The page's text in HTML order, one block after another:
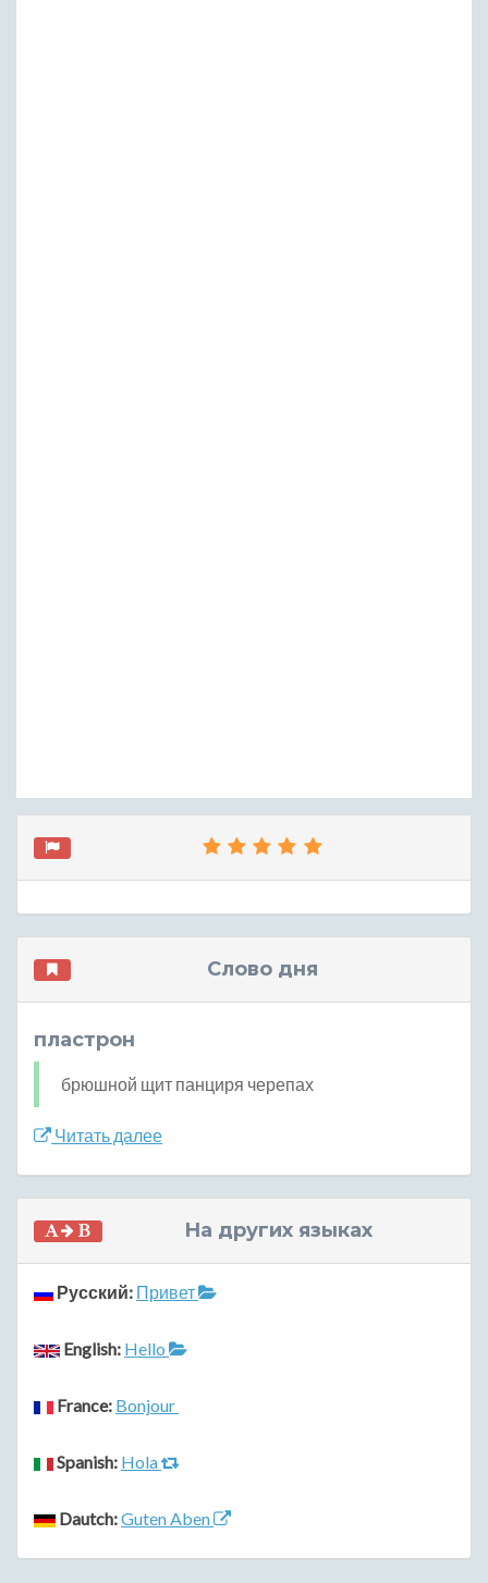
Слово дня
пластрон
брюшной щит панциря черепах
Читать далее
На других языках
Русский: Привет
English: Hello
France: Bonjour
Spanish: Hola
Dautch:Guten Aben